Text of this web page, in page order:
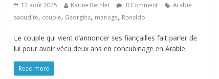
12 août 2025 Karine Bethlet 0 Comment
Arabie
saoudite, couple, Georgina, mariage, Ronaldo
Le couple qui vient d’annoncer ses fiançailles fait parler de
lui pour avoir vécu deux ans en concubinage en Arabie
Read more